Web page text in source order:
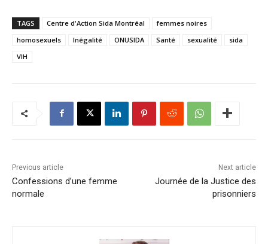
TAGS Centre d'Action Sida Montréal
femmes noires
homosexuels
Inégalité ONUSIDA Santé sexualité
sida
VIH
Previous article
Confessions d’une femme
normale
Next article
Journée de la Justice des
prisonniers